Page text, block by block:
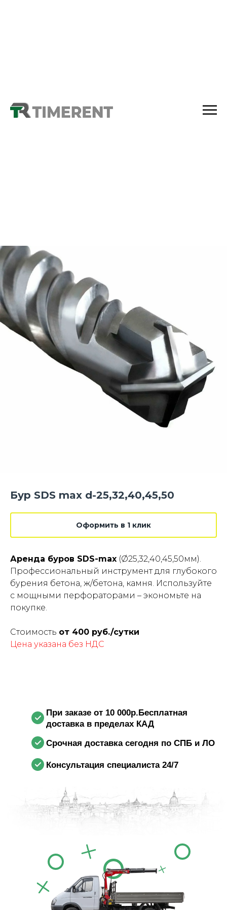
Бур SDS max d-25,32,40,45,50
Оформить в 1 клик
Аренда буров SDS-max (Ø25,32,40,45,50мм).
Профессиональный инструмент для глубокого
бурения бетона, ж/бетона, камня. Используйте
с мощными перфораторами – экономьте на
покупке.
Стоимость от 400 руб./сутки
Цена указана без НДС
При заказе от 10 000р.Бесплатная
доставка в пределах КАД
Срочная доставка сегодня по СПБ и ЛО
Консультация специалиста 24/7